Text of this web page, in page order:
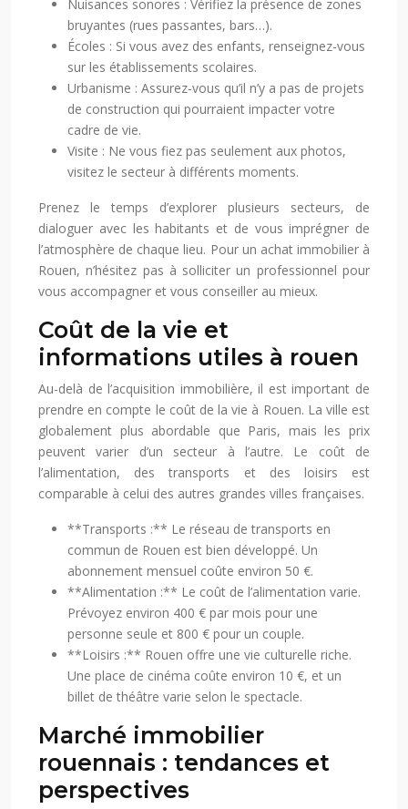
Nuisances sonores : Vérifiez la présence de zones
bruyantes (rues passantes, bars…).
Écoles : Si vous avez des enfants, renseignez-vous
sur les établissements scolaires.
Urbanisme : Assurez-vous qu’il n’y a pas de projets
de construction qui pourraient impacter votre
cadre de vie.
Visite : Ne vous fiez pas seulement aux photos,
visitez le secteur à différents moments.
Prenez le temps d’explorer plusieurs secteurs, de
dialoguer avec les habitants et de vous imprégner de
l’atmosphère de chaque lieu. Pour un achat immobilier à
Rouen, n’hésitez pas à solliciter un professionnel pour
vous accompagner et vous conseiller au mieux.
Coût de la vie et
informations utiles à rouen
Au-delà de l’acquisition immobilière, il est important de
prendre en compte le coût de la vie à Rouen. La ville est
globalement plus abordable que Paris, mais les prix
peuvent varier d’un secteur à l’autre. Le coût de
l’alimentation, des transports et des loisirs est
comparable à celui des autres grandes villes françaises.
**Transports :** Le réseau de transports en
commun de Rouen est bien développé. Un
abonnement mensuel coûte environ 50 €.
**Alimentation :** Le coût de l’alimentation varie.
Prévoyez environ 400 € par mois pour une
personne seule et 800 € pour un couple.
**Loisirs :** Rouen offre une vie culturelle riche.
Une place de cinéma coûte environ 10 €, et un
billet de théâtre varie selon le spectacle.
Marché immobilier
rouennais : tendances et
perspectives